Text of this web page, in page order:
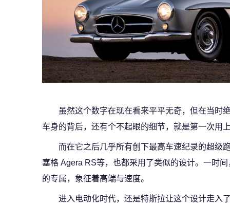
虽然这个数字在现在看来平平无奇，但在当时
车身的背后，还有个不起眼的细节，就是第一次用
而在它之后几乎所有创下最高车速纪录的超级
塞格 Agera RS等，也都采用了类似的设计。一时
的专属，象征着高端与速度。
进入电动化时代，还是特斯拉让这个设计走入